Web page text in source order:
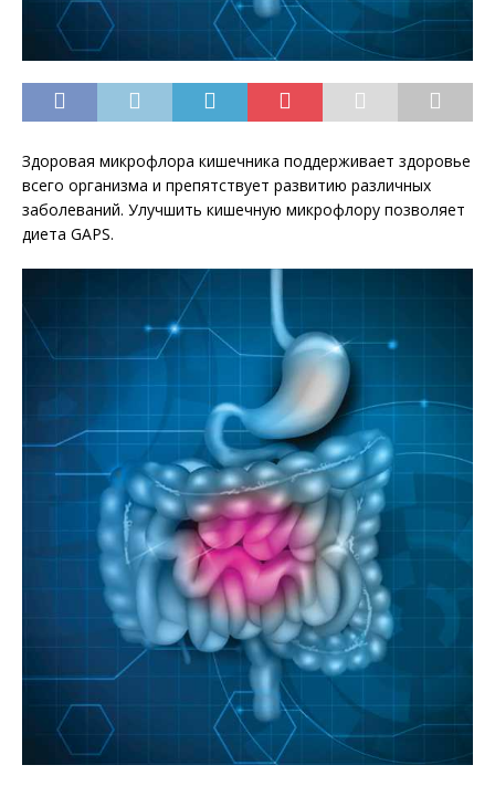
Здоровая микрофлора кишечника поддерживает здоровье
всего организма и препятствует развитию различных
заболеваний. Улучшить кишечную микрофлору позволяет
диета GAPS.